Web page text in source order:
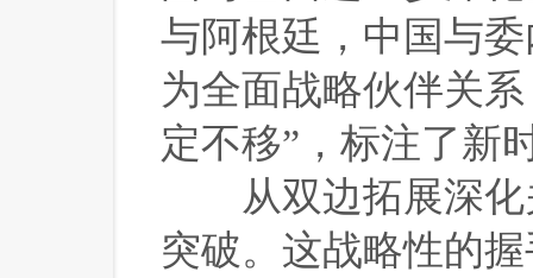
与阿根廷，中国与
为全面战略伙伴关
定不移”，标注了新
从双边拓展深化
突破。这战略性的